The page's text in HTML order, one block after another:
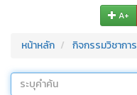
A+
หน้าหลัก กิจกรรมวิชาการ